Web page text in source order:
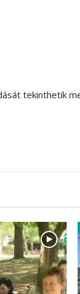
tekinthetik